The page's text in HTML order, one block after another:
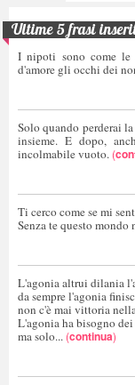
Ultime 5 frasi
I nipoti sono come le
d'amore gli occhi dei
Solo quando perderai
insieme. E dopo,
incolmabile vuoto. (
Ti cerco come se mi
Senza te questo mondo
L'agonia altrui dilania
da sempre l'agonia
non c'è mai vittoria
L'agonia ha bisogno
ma solo... (continua)